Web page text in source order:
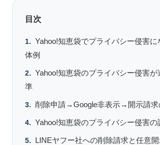
目次
Yahoo!知恵袋でプライバシー侵害
体例
Yahoo!知恵袋のプライバシー侵害が
準
削除申請→Google非表示→開示請求
Yahoo!知恵袋のプライバシー侵害の
LINEヤフー社への削除請求と任意